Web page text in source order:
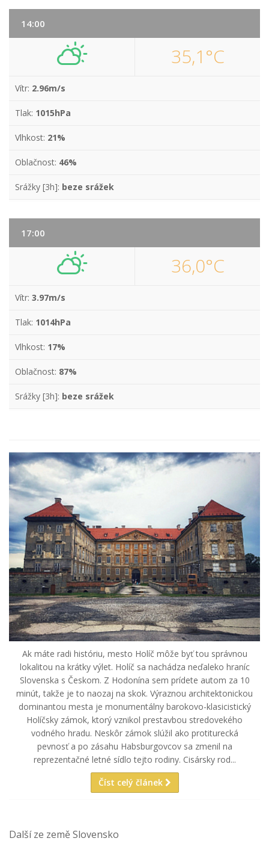
14:00
35,1°C
Vítr: 2.96m/s
Tlak: 1015hPa
Vlhkost: 21%
Oblačnost: 46%
Srážky [3h]: beze srážek
17:00
36,0°C
Vítr: 3.97m/s
Tlak: 1014hPa
Vlhkost: 17%
Oblačnost: 87%
Srážky [3h]: beze srážek
Ak máte radi históriu, mesto Holíč môže byť tou správnou
lokalitou na krátky výlet. Holíč sa nachádza neďaleko hraníc
Slovenska s Českom. Z Hodonína sem prídete autom za 10
minút, takže je to naozaj na skok. Výraznou architektonickou
dominantou mesta je monumentálny barokovo-klasicistický
Holíčsky zámok, ktorý vznikol prestavbou stredovekého
vodného hradu. Neskôr zámok slúžil ako protiturecká
pevnosť a po zásahu Habsburgovcov sa zmenil na
reprezentačné letné sídlo tejto rodiny. Cisársky rod...
Číst celý článek
Další ze země Slovensko